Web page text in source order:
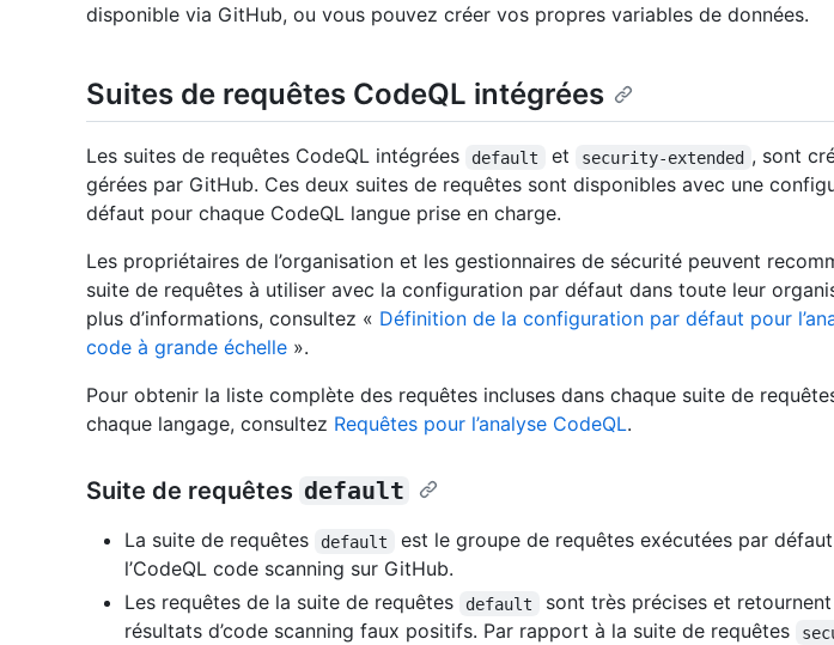
disponible via GitHub, ou vous pouvez créer vos propres variables de données.
Suites de requêtes CodeQL intégrées
Les suites de requêtes CodeQL intégrées default et security-extended , sont
gérées par GitHub. Ces deux suites de requêtes sont disponibles avec une
défaut pour chaque CodeQL langue prise en charge.
Les propriétaires de l’organisation et les gestionnaires de sécurité peuvent
suite de requêtes à utiliser avec la configuration par défaut dans toute leur
plus d’informations, consultez « Définition de la configuration par défaut pour
code à grande échelle ».
Pour obtenir la liste complète des requêtes incluses dans chaque suite de
chaque langage, consultez Requêtes pour l’analyse CodeQL.
Suite de requêtes default
La suite de requêtes default
est le groupe de requêtes exécutées par
l’CodeQL code scanning sur GitHub.
Les requêtes de la suite de requêtes
default
sont très précises et
résultats d’code scanning faux positifs. Par rapport à la suite de requêtes